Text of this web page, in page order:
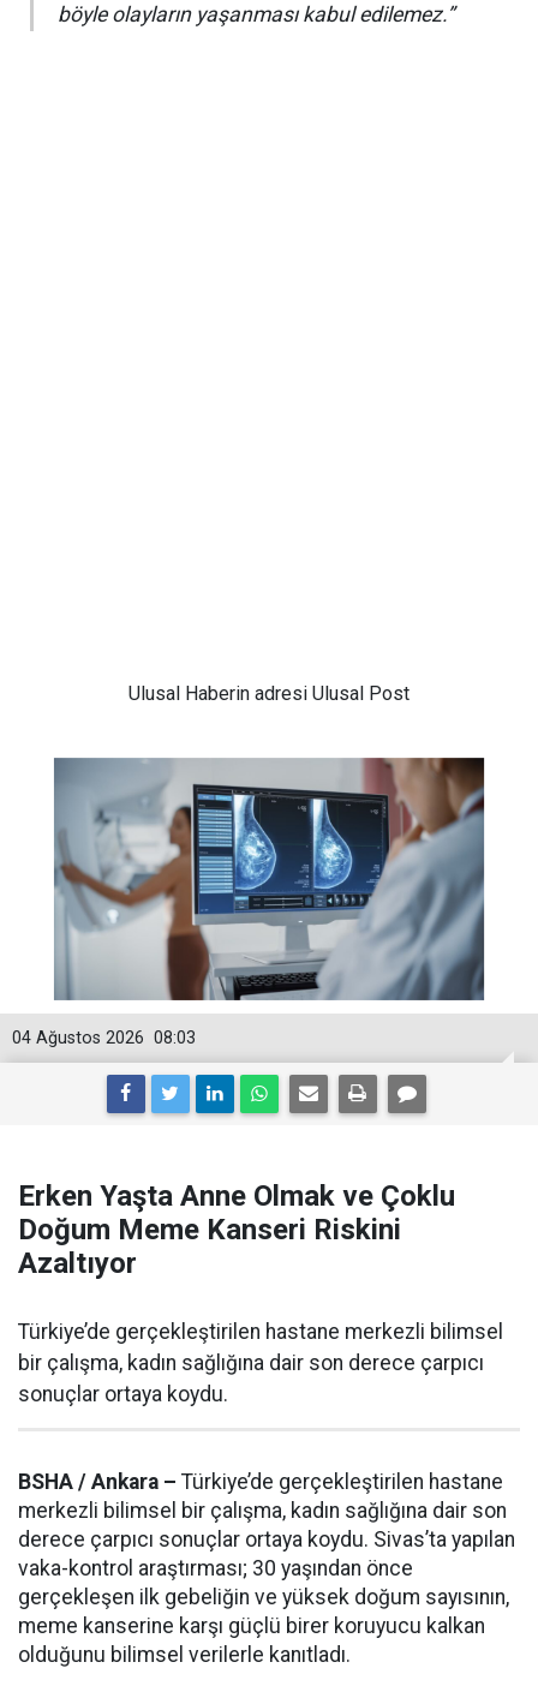
böyle olayların yaşanması kabul edilemez.”
Ulusal Haberin adresi Ulusal Post
08:03
04 Ağustos 2026
Erken Yaşta Anne Olmak ve Çoklu
Doğum Meme Kanseri Riskini
Azaltıyor
Türkiye’de gerçekleştirilen hastane merkezli bilimsel
bir çalışma, kadın sağlığına dair son derece çarpıcı
sonuçlar ortaya koydu.
BSHA / Ankara – Türkiye’de gerçekleştirilen hastane
merkezli bilimsel bir çalışma, kadın sağlığına dair son
derece çarpıcı sonuçlar ortaya koydu. Sivas’ta yapılan
vaka-kontrol araştırması; 30 yaşından önce
gerçekleşen ilk gebeliğin ve yüksek doğum sayısının,
meme kanserine karşı güçlü birer koruyucu kalkan
olduğunu bilimsel verilerle kanıtladı.